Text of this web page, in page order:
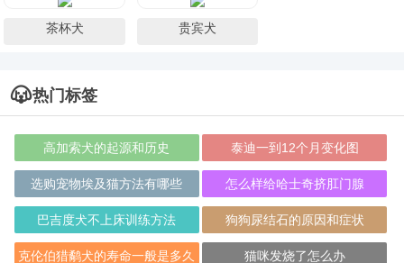
茶杯犬 贵宾犬
热门标签
高加索犬的起源和历史 泰迪一到12个月变化图
选购宠物埃及猫方法有哪些 怎么样给哈士奇挤肛门腺
巴吉度犬不上床训练方法 狗狗尿结石的原因和症状
克伦伯猎鹬犬的寿命一般是多久 猫咪发烧了怎么办